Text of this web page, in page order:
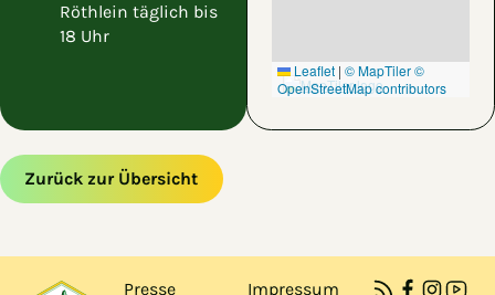
Röthlein täglich bis
18 Uhr
Leaflet | © MapTiler©
OpenStreetMap contributors
Zurück zur Übersicht
Presse
Impressum